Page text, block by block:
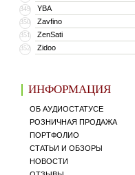
349 YBA
350 Zavfino
351 ZenSati
352 Zidoo
ИНФОРМАЦИЯ
ОБ АУДИОСТАТУСЕ
РОЗНИЧНАЯ ПРОДАЖА
ПОРТФОЛИО
СТАТЬИ И ОБЗОРЫ
НОВОСТИ